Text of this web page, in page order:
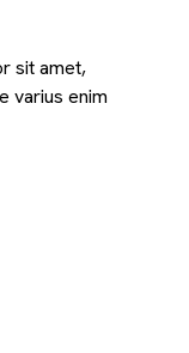
sit amet,
varius enim